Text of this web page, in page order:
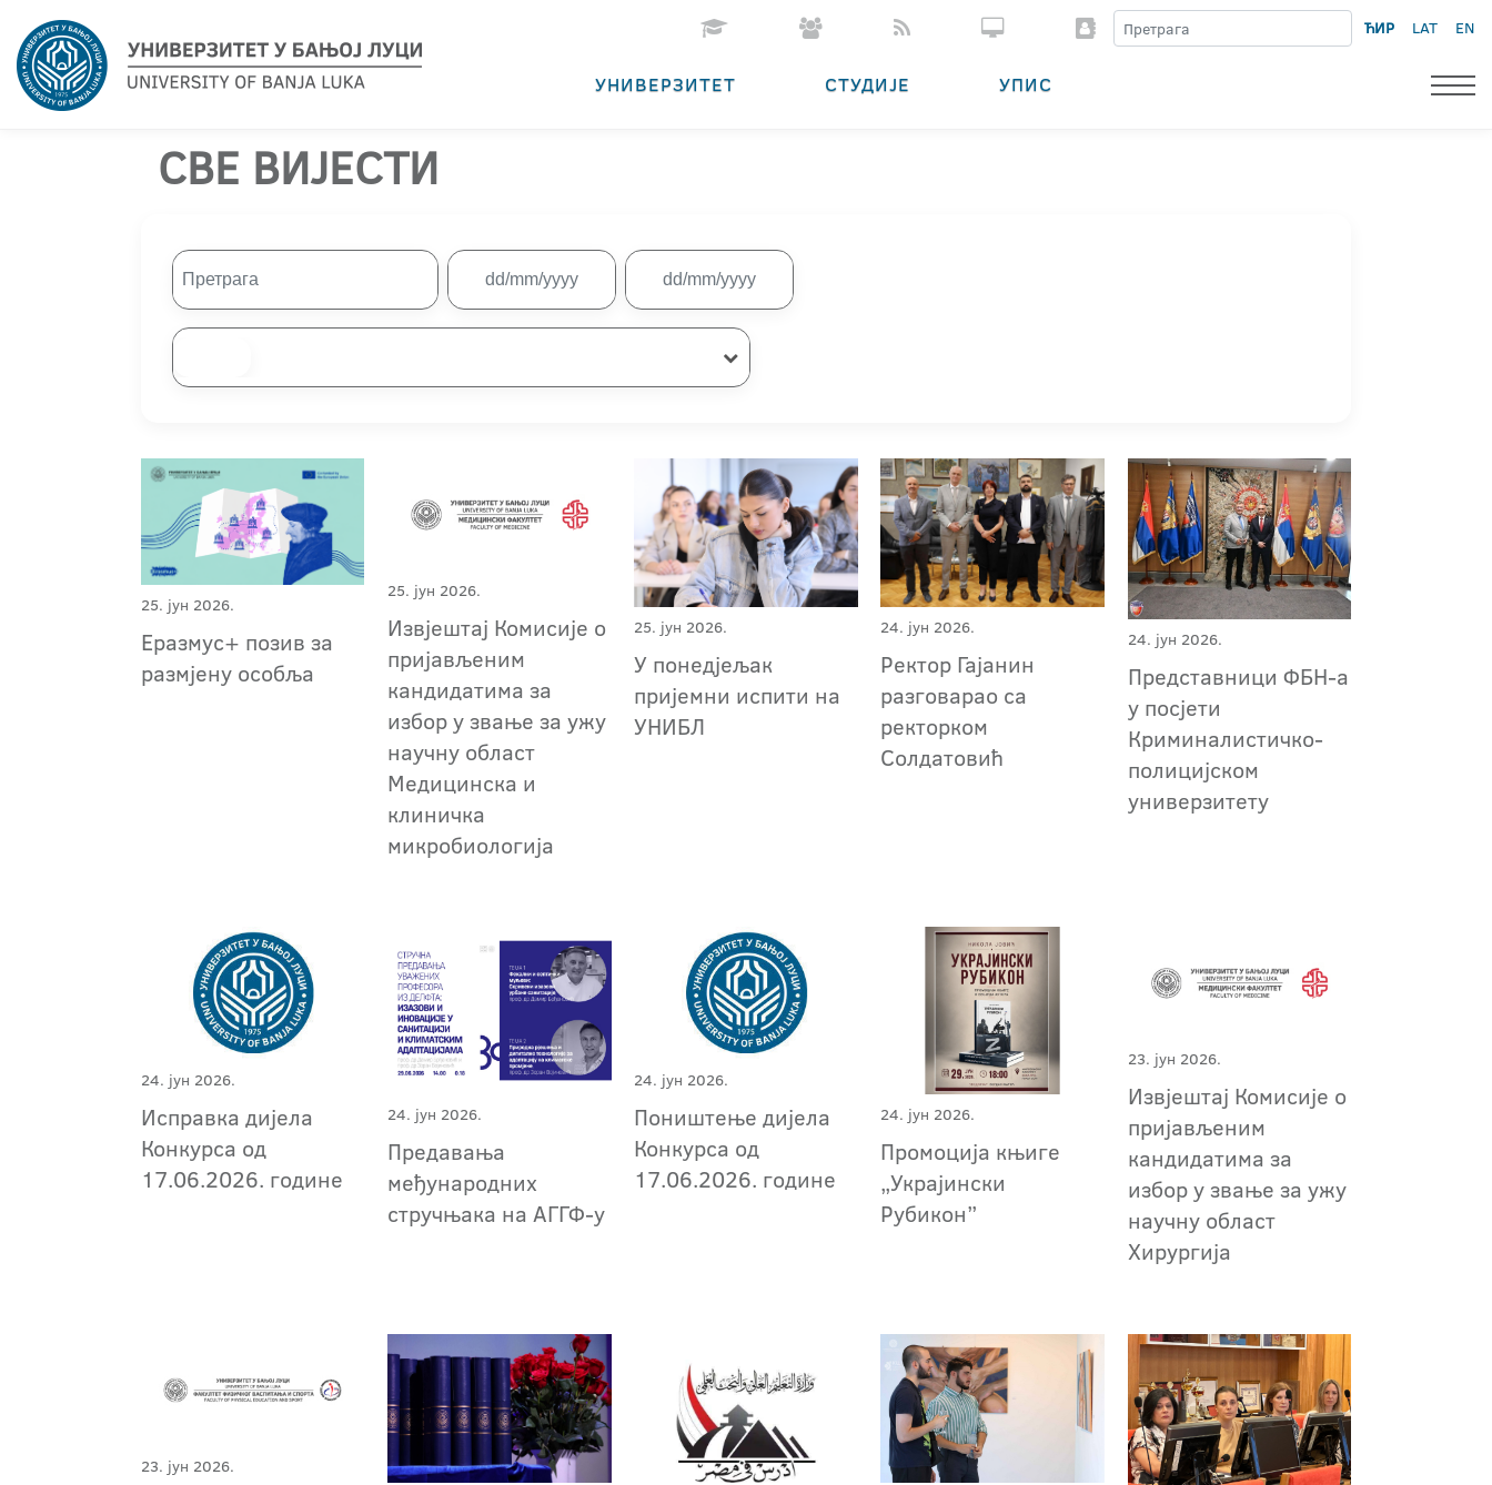
ЋИР LAT EN
УНИВЕРЗИТЕТ СТУДИЈЕ УПИС
СВЕ ВИЈЕСТИ
25. јун 2026.
Еразмус+ позив за
размјену особља
25. јун 2026.
Извјештај Комисије о
пријављеним
кандидатима за
избор у звање за ужу
научну област
Медицинска и
клиничка
микробиологија
25. јун 2026.
У понедјељак
пријемни испити на
УНИБЛ
24. јун 2026.
Ректор Гајанин
разговарао са
ректорком
Солдатовић
24. јун 2026.
Представници ФБН-а
у посјети
Криминалистичко-
полицијском
универзитету
24. јун 2026.
Исправка дијела
Конкурса од
17.06.2026. године
24. јун 2026.
Предавања
међународних
стручњака на АГГФ-у
24. јун 2026.
Поништење дијела
Конкурса од
17.06.2026. године
24. јун 2026.
Промоција књиге
„Украјински
Рубикон”
23. јун 2026.
Извјештај Комисије о
пријављеним
кандидатима за
избор у звање за ужу
научну област
Хирургија
23. јун 2026.